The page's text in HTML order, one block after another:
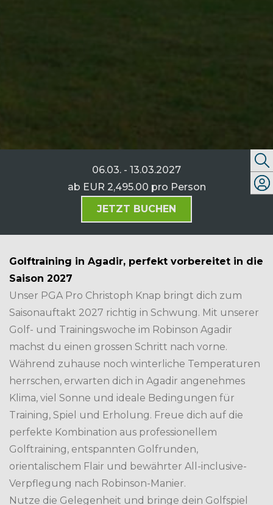
06.03. - 13.03.2027
ab EUR 2,495.00 pro Person
JETZT BUCHEN
Golftraining in Agadir, perfekt vorbereitet in die
Saison 2027
Unser PGA Pro Christoph Knap bringt dich zum
Saisonauftakt 2027 richtig in Schwung. Mit unserer
Golf- und Trainingswoche im Robinson Agadir
machst du einen grossen Schritt nach vorne.
Während zuhause noch winterliche Temperaturen
herrschen, erwarten dich in Agadir angenehmes
Klima, viel Sonne und ideale Bedingungen für
Training, Spiel und Erholung. Freue dich auf die
perfekte Kombination aus professionellem
Golftraining, entspannten Golfrunden,
orientalischem Flair und bewährter All-inclusive-
Verpflegung nach Robinson-Manier.
Nutze die Gelegenheit und bringe dein Golfspiel